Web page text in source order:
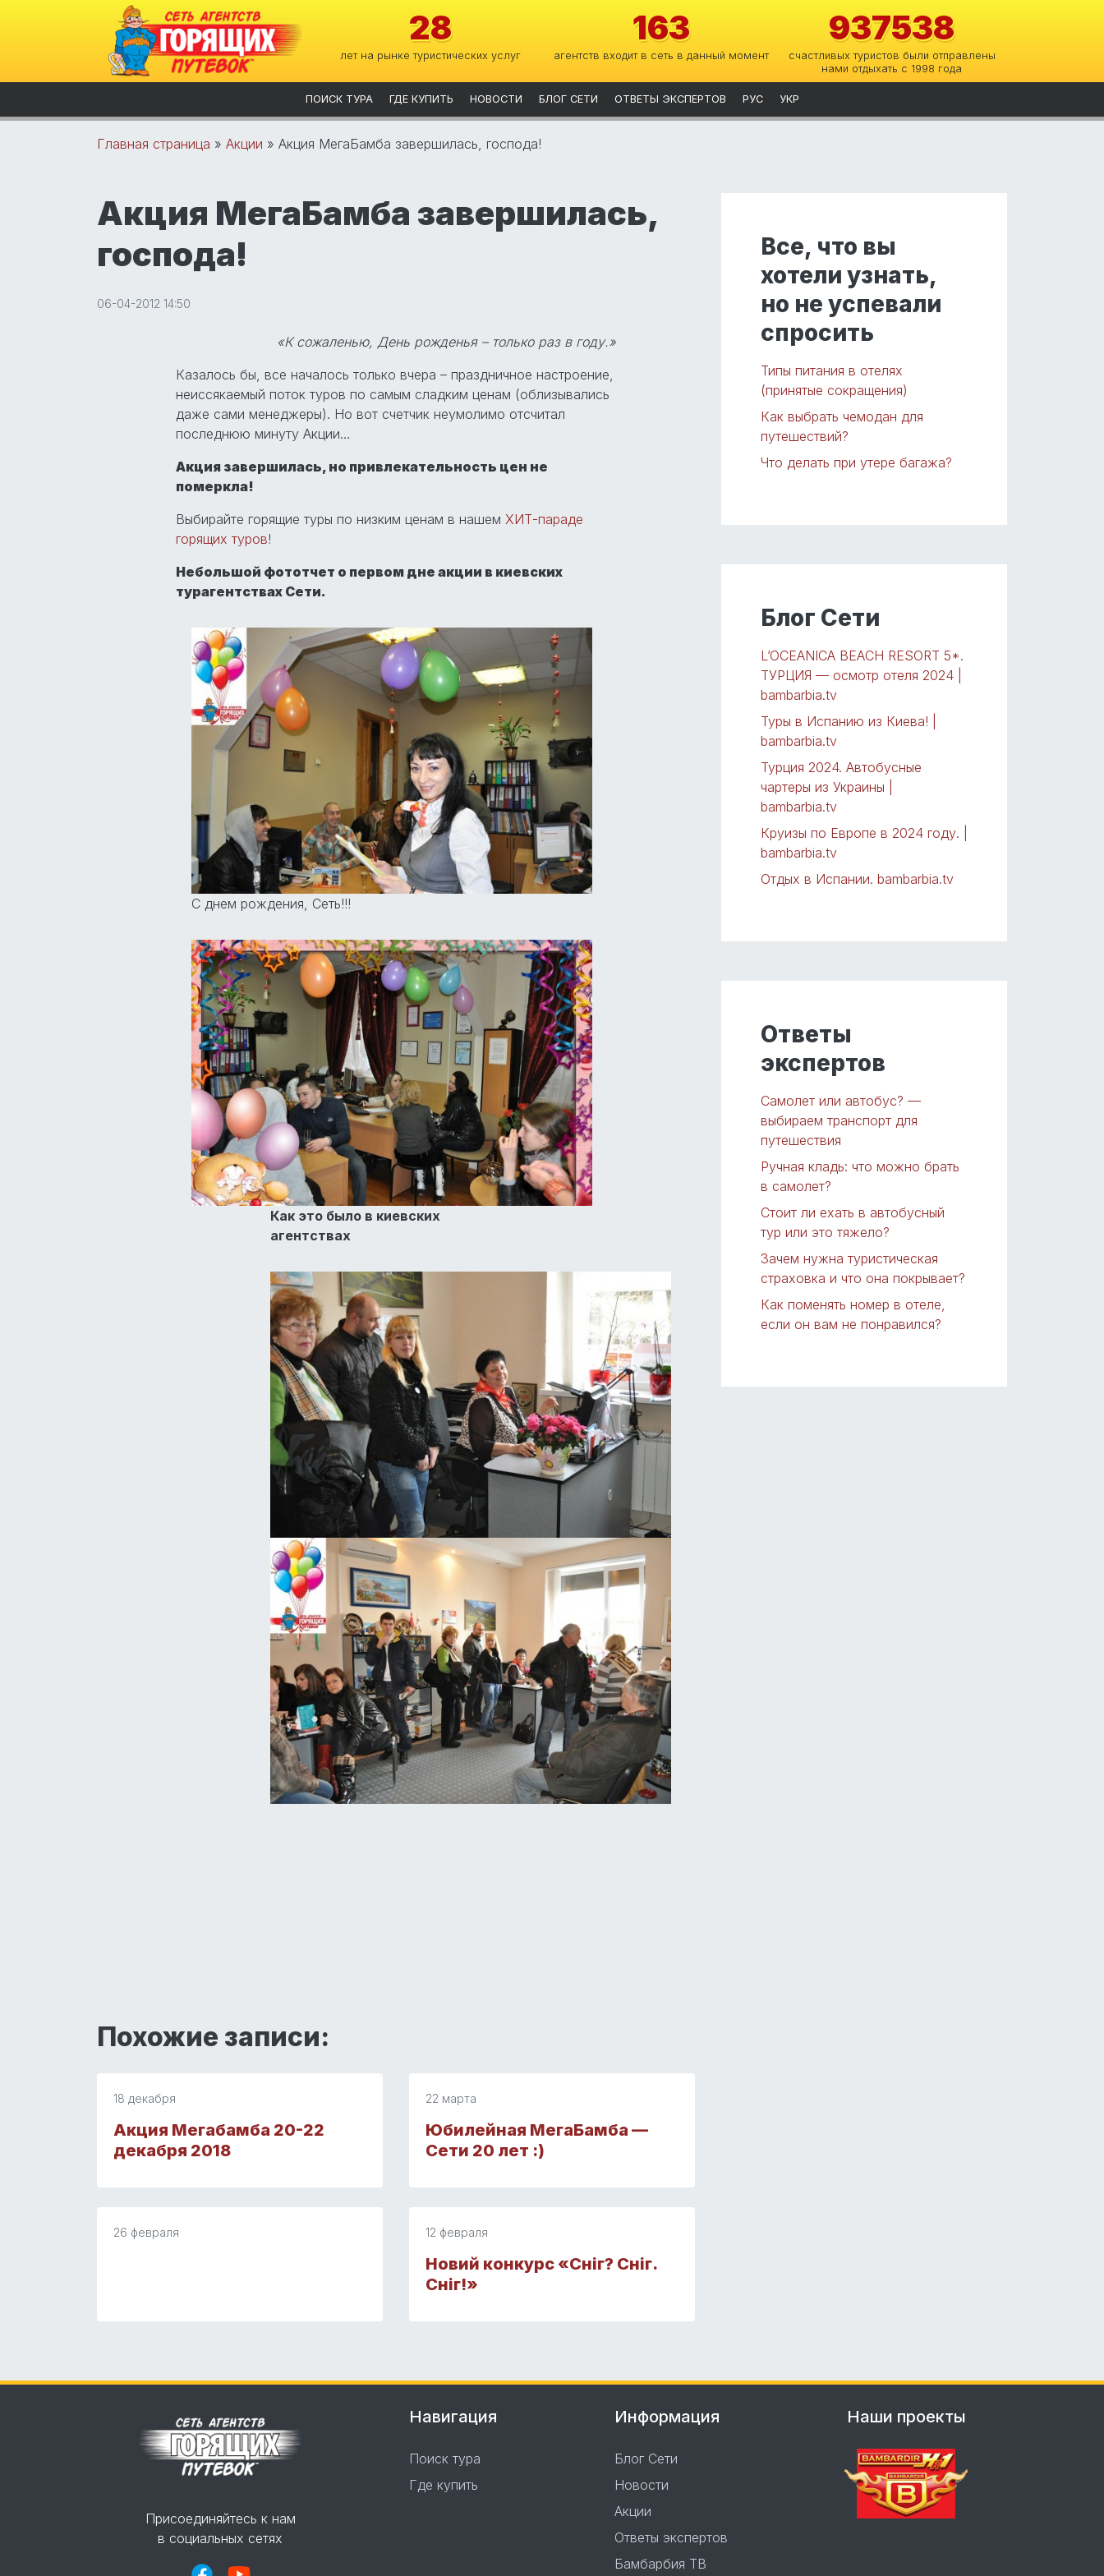
28
лет на рынке туристических услуг
163
агентств входит в сеть в данный момент
937538
счастливых туристов были отправлены
нами отдыхать с 1998 года
ПОИСК ТУРА ГДЕ КУПИТЬ НОВОСТИ БЛОГ СЕТИ ОТВЕТЫ ЭКСПЕРТОВ РУС УКР
Главная страница » Акции » Акция МегаБамба завершилась, господа!
Акция МегаБамба завершилась,
господа!
06-04-2012 14:50
«К сожаленью, День рожденья – только раз в году.»
Казалось бы, все началось только вчера – праздничное настроение,
неиссякаемый поток туров по самым сладким ценам (облизывались
даже сами менеджеры). Но вот счетчик неумолимо отсчитал
последнюю минуту Акции…
Акция завершилась, но привлекательность цен не
померкла!
Выбирайте горящие туры по низким ценам в нашем ХИТ-параде
горящих туров!
Небольшой фототчет о первом дне акции в киевских
турагентствах Сети.
С днем рождения, Сеть!!!
Как это было в киевских
агентствах
Похожие записи:
18 декабря
Акция Мегабамба 20-22
декабря 2018
22 марта
Юбилейная МегаБамба —
Сети 20 лет :)
26 февраля 12 февраля
Новий конкурс «Сніг? Сніг.
Сніг!»
Все, что вы
хотели узнать,
но не успевали
спросить
Типы питания в отелях
(принятые сокращения)
Как выбрать чемодан для
путешествий?
Что делать при утере багажа?
Блог Сети
L’OCEANICA BEACH RESORT 5*.
ТУРЦИЯ — осмотр отеля 2024 |
bambarbia.tv
Туры в Испанию из Киева! |
bambarbia.tv
Турция 2024. Автобусные
чартеры из Украины |
bambarbia.tv
Круизы по Европе в 2024 году. |
bambarbia.tv
Отдых в Испании. bambarbia.tv
Ответы
экспертов
Самолет или автобус? —
выбираем транспорт для
путешествия
Ручная кладь: что можно брать
в самолет?
Стоит ли ехать в автобусный
тур или это тяжело?
Зачем нужна туристическая
страховка и что она покрывает?
Как поменять номер в отеле,
если он вам не понравился?
Навигация
Поиск тура
Где купить
Информация
Блог Сети
Новости
Акции
Ответы экспертов
Бамбарбия ТВ
Наши проекты
Присоединяйтесь к нам
в социальных сетях